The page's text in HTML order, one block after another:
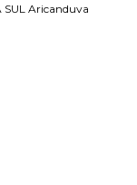
Aricanduva